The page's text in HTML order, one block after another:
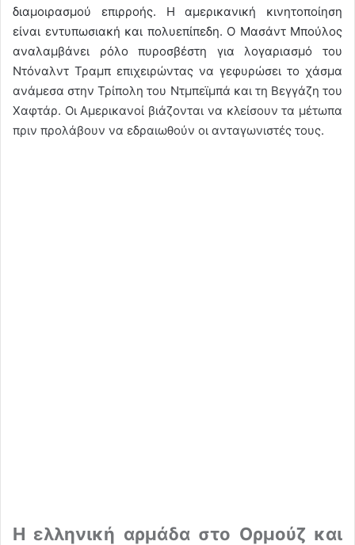
διαμοιρασμού επιρροής. Η αμερικανική κινητοποίηση
είναι εντυπωσιακή και πολυεπίπεδη. Ο Μασάντ Μπούλος
αναλαμβάνει ρόλο πυροσβέστη για λογαριασμό του
Ντόναλντ Τραμπ επιχειρώντας να γεφυρώσει το χάσμα
ανάμεσα στην Τρίπολη του Ντμπεϊμπά και τη Βεγγάζη του
Χαφτάρ. Οι Αμερικανοί βιάζονται να κλείσουν τα μέτωπα
πριν προλάβουν να εδραιωθούν οι ανταγωνιστές τους.
Η ελληνική αρμάδα στο Ορμούζ και